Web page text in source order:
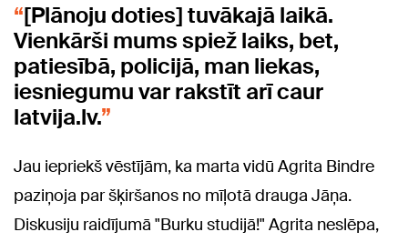
[Plānoju doties] tuvākajā laikā.
Vienkārši mums spiež laiks, bet,
patiesībā, policijā, man liekas,
iesniegumu var rakstīt arī caur
latvija.lv.
Jau iepriekš vēstījām, ka marta vidū Agrita Bindre
paziņoja par šķiršanos no mīļotā drauga Jāņa.
Diskusiju raidījumā "Burku studijā!" Agrita neslēpa,